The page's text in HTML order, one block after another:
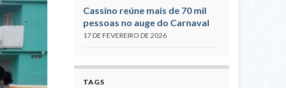
Cassino reúne mais de 70 mil
pessoas no auge do Carnaval
17 DE FEVEREIRO DE 2026
TAGS